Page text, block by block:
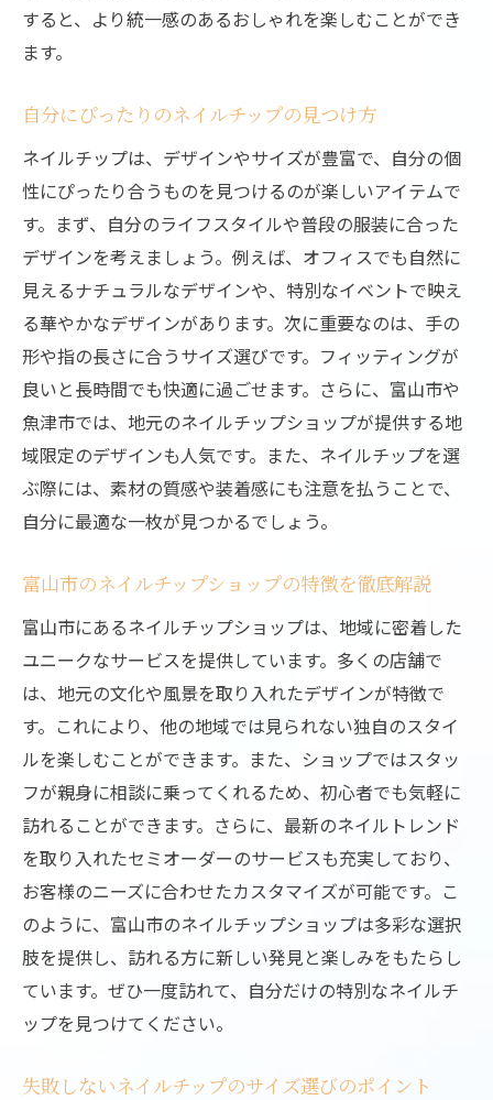
すると、より統一感のあるおしゃれを楽しむことができ
ます。
自分にぴったりのネイルチップの見つけ方
ネイルチップは、デザインやサイズが豊富で、自分の個
性にぴったり合うものを見つけるのが楽しいアイテムで
す。まず、自分のライフスタイルや普段の服装に合った
デザインを考えましょう。例えば、オフィスでも自然に
見えるナチュラルなデザインや、特別なイベントで映え
る華やかなデザインがあります。次に重要なのは、手の
形や指の長さに合うサイズ選びです。フィッティングが
良いと長時間でも快適に過ごせます。さらに、富山市や
魚津市では、地元のネイルチップショップが提供する地
域限定のデザインも人気です。また、ネイルチップを選
ぶ際には、素材の質感や装着感にも注意を払うことで、
自分に最適な一枚が見つかるでしょう。
富山市のネイルチップショップの特徴を徹底解説
富山市にあるネイルチップショップは、地域に密着した
ユニークなサービスを提供しています。多くの店舗で
は、地元の文化や風景を取り入れたデザインが特徴で
す。これにより、他の地域では見られない独自のスタイ
ルを楽しむことができます。また、ショップではスタッ
フが親身に相談に乗ってくれるため、初心者でも気軽に
訪れることができます。さらに、最新のネイルトレンド
を取り入れたセミオーダーのサービスも充実しており、
お客様のニーズに合わせたカスタマイズが可能です。こ
のように、富山市のネイルチップショップは多彩な選択
肢を提供し、訪れる方に新しい発見と楽しみをもたらし
ています。ぜひ一度訪れて、自分だけの特別なネイルチ
ップを見つけてください。
失敗しないネイルチップのサイズ選びのポイント